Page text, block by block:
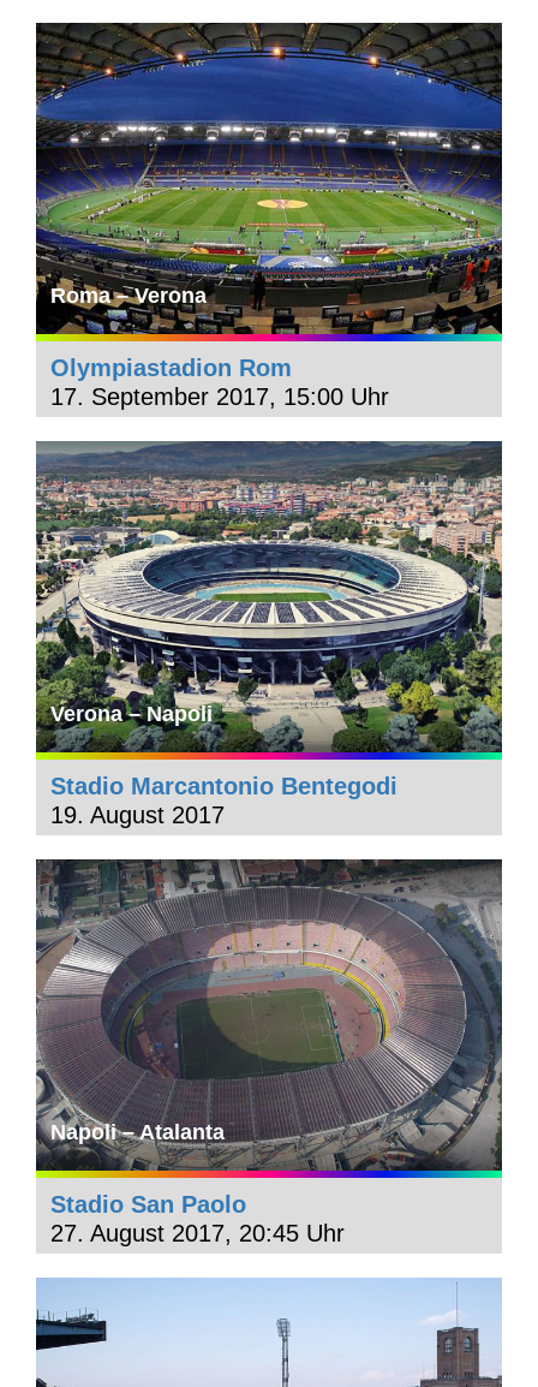
Roma – Verona
Olympiastadion Rom
17. September 2017, 15:00 Uhr
Verona – Napoli
Stadio Marcantonio Bentegodi
19. August 2017
Napoli – Atalanta
Stadio San Paolo
27. August 2017, 20:45 Uhr